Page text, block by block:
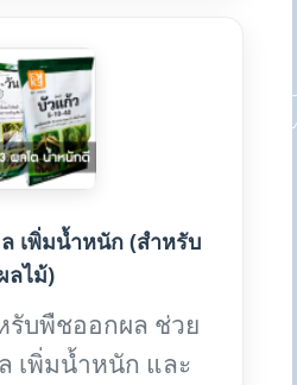
เพิ่มน้ำหนัก (สำหรับ
ลไม้)
รับพืชออกผล ช่วย
เพิ่มน้ำหนัก และ